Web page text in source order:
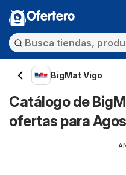
Ofertero
BigMat Vigo
Catálogo de
ofertas para